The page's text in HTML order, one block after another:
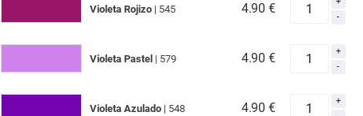
Violeta Rojizo| 545 4.90 €
Violeta Pastel | 579 4.90 €
Violeta Azulado| 548 4.90 €